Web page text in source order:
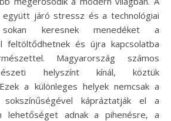
együtt járó stressz és a technológiai
keresnek menedéket a
feltöltődhetnek és újra kapcsolatba
Magyarország számos
helyszínt kínál, köztük
a különleges helyek nemcsak a
kápráztatják el a
lehetőséget adnak a pihenésre, a